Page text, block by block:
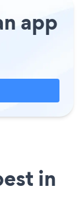
app
in